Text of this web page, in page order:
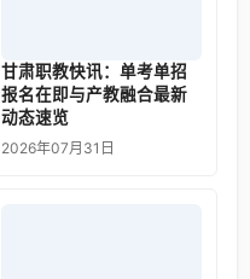
甘肃职教快讯：单考单招
报名在即与产教融合最新
动态速览
2026年07月31日